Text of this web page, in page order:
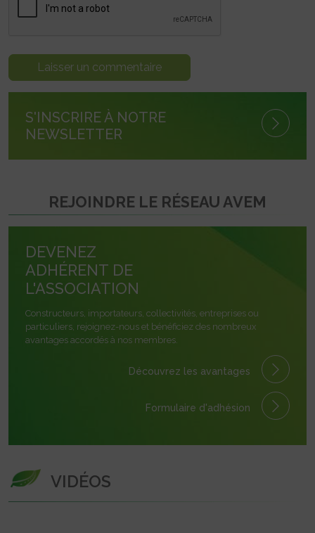
S'INSCRIRE À NOTRE
NEWSLETTER
REJOINDRE LE RÉSEAU AVEM
DEVENEZ
ADHÉRENT DE
L'ASSOCIATION
Constructeurs, importateurs, collectivités, entreprises ou
particuliers, rejoignez-nous et bénéficiez des nombreux
avantages accordés à nos membres.
Découvrez les avantages
Formulaire d'adhésion
VIDÉOS